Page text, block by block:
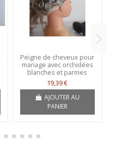
Peigne de cheveux pour
mariage avec orchidées
blanches et parmes
19,39 €
AJOUTER AU
PANIER